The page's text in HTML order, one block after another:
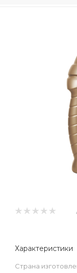
Характеристики
Страна